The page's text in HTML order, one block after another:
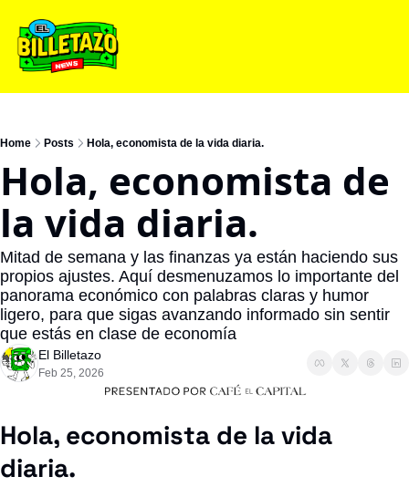
Home Posts Hola, economista de la vida diaria.
Hola, economista de
la vida diaria.
Mitad de semana y las finanzas ya están haciendo sus
propios ajustes. Aquí desmenuzamos lo importante del
panorama económico con palabras claras y humor
ligero, para que sigas avanzando informado sin sentir
que estás en clase de economía
El Billetazo
Feb 25, 2026
Hola, economista de la vida
diaria.